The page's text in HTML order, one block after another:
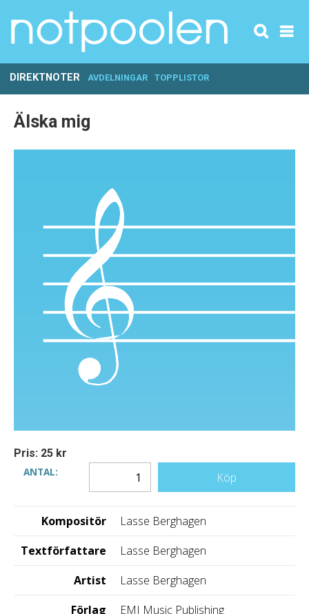
DIREKTNOTER AVDELNINGAR TOPPLISTOR
Älska mig
Pris: 25 kr
ANTAL:
Köp
Kompositör
Lasse Berghagen
Textförfattare
Lasse Berghagen
Artist
Lasse Berghagen
Förlag
EMI Music Publishing